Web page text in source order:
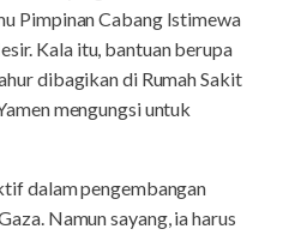
Pimpinan Cabang Istimewa
Kala itu, bantuan berupa
dibagikan di Rumah Sakit
mengungsi untuk
dalam pengembangan
Namun sayang, ia harus